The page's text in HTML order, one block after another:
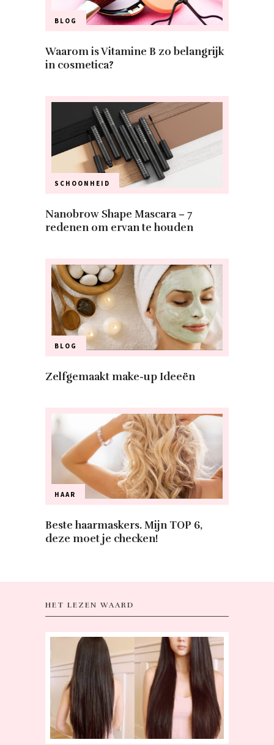
BLOG
Waarom is Vitamine B zo belangrijk
in cosmetica?
SCHOONHEID
Nanobrow Shape Mascara – 7
redenen om ervan te houden
BLOG
Zelfgemaakt make-up Ideeën
HAAR
Beste haarmaskers. Mijn TOP 6,
deze moet je checken!
HET LEZEN WAARD